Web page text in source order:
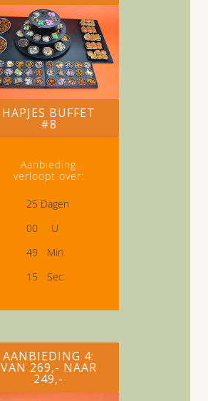
HAPJES BUFFET
#8
Aanbieding
verloopt over:
25 Dagen
00
U
49
Min
1 4 Sec
AANBIEDING 4:
VAN 269,- NAAR
249,-